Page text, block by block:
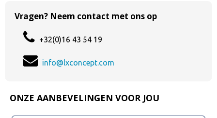
Vragen? Neem contact met ons op
+32(0)16 43 54 19
info@lxconcept.com
ONZE AANBEVELINGEN VOOR JOU